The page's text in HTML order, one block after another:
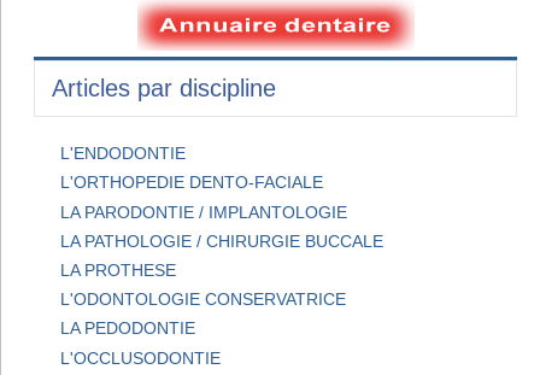
Articles par discipline
L'ENDODONTIE
L'ORTHOPEDIE DENTO-FACIALE
LA PARODONTIE / IMPLANTOLOGIE
LA PATHOLOGIE / CHIRURGIE BUCCALE
LA PROTHESE
L'ODONTOLOGIE CONSERVATRICE
LA PEDODONTIE
L'OCCLUSODONTIE